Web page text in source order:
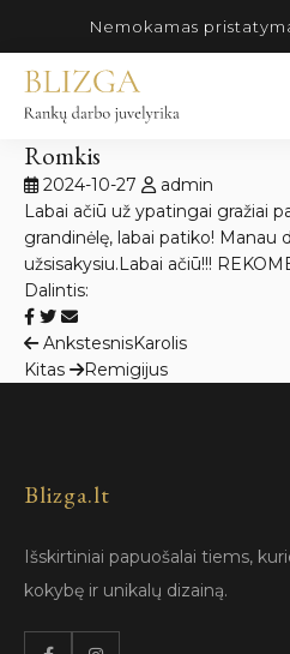
turinio
Nemokamas
Romkis
2024-10-27
admin
Labai ačiū už ypatingai gražiai
grandinėlę, labai patiko! Manau
užsisakysiu.Labai ačiū!!!
Dalintis:
Navigacija
tarp
AnkstesnisKarolis
Kitas
Remigijus
Blizga.lt
Išskirtiniai papuošalai tiems,
kokybę ir unikalų dizainą.